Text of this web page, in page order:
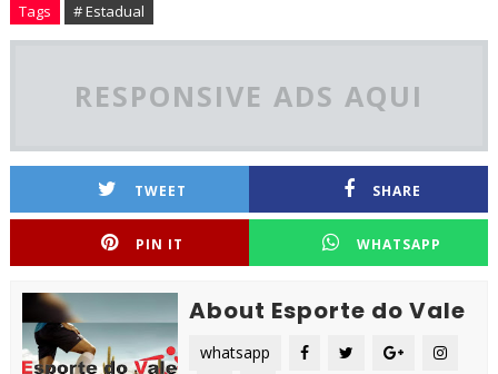
Tags # Estadual
RESPONSIVE ADS AQUI
TWEET SHARE
PIN IT WHATSAPP
About Esporte do Vale
whatsapp